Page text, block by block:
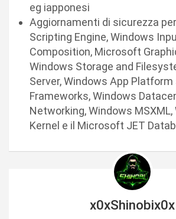
eg iapponesi
Aggiornamenti di sicurezza
Scripting Engine, Windows
Composition, Microsoft
Windows Storage and
Server, Windows App Platform
Frameworks, Windows
Networking, Windows MSXML,
Kernel e il Microsoft JET
x0xShinobix0x